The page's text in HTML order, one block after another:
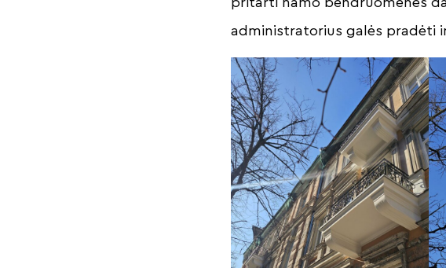
administratorius galės pradėti